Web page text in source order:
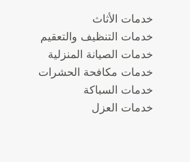
خدمات الأثاث
خدمات التنظيف والتعقيم
خدمات الصيانة المنزلية
خدمات مكافحة الحشرات
خدمات السباكة
خدمات العزل